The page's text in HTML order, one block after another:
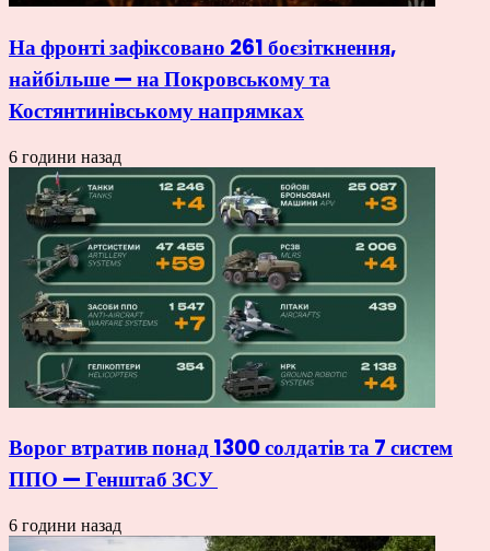
На фронті зафіксовано 261 боєзіткнення,
найбільше — на Покровському та
Костянтинівському напрямках
6 години назад
Ворог втратив понад 1300 солдатів та 7 систем
ППО — Генштаб ЗСУ
6 години назад